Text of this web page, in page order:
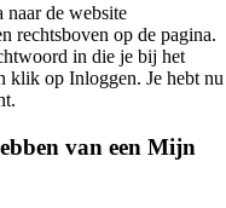
de website
rechtsboven op de pagina.
in die je bij het
klik op Inloggen. Je hebt nu
van een Mijn